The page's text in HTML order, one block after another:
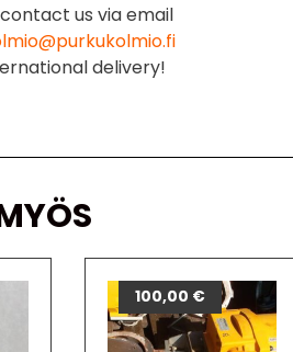
us via email
delivery!
100,00 €